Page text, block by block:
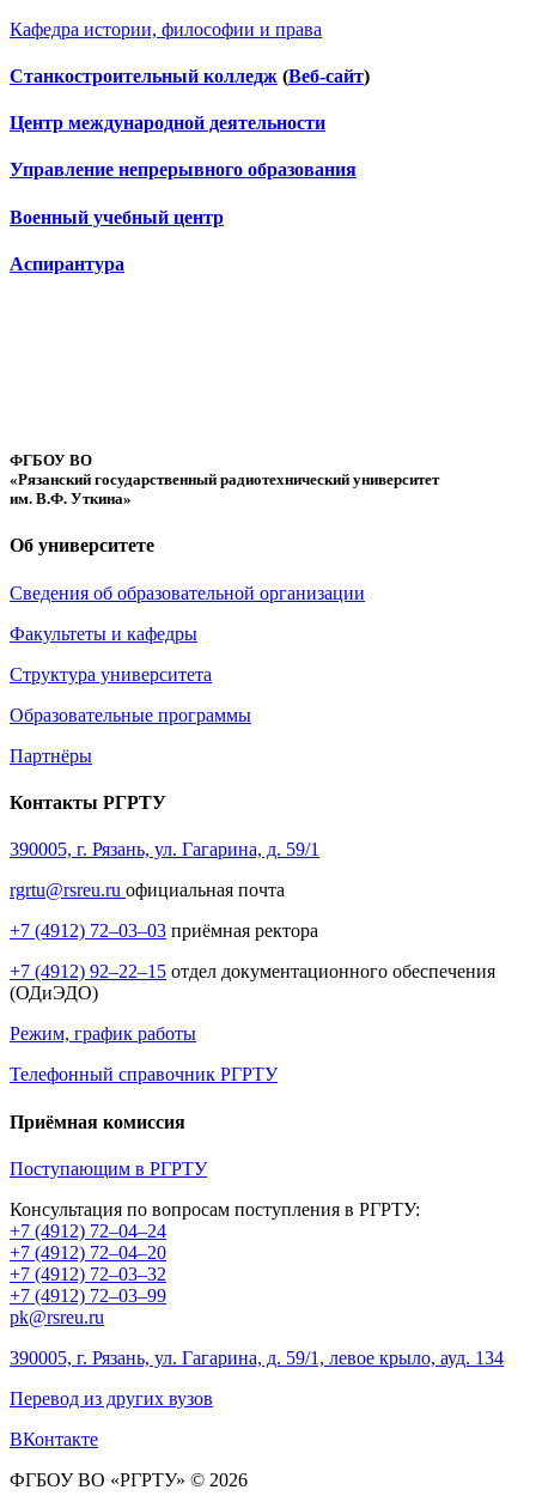
Кафедра истории, философии и права
Станкостроительный колледж (Веб-сайт)
Центр международной деятельности
Управление непрерывного образования
Военный учебный центр
Аспирантура
ФГБОУ ВО
«Рязанский государственный радиотехнический университет
им. В.Ф. Уткина»
Об университете
Сведения об образовательной организации
Факультеты и кафедры
Структура университета
Образовательные программы
Партнёры
Контакты РГРТУ
390005, г. Рязань, ул. Гагарина, д. 59/1
rgrtu@rsreu.ru официальная почта
+7 (4912) 72–03–03 приёмная ректора
+7 (4912) 92–22–15 отдел документационного обеспечения
(ОДиЭДО)
Режим, график работы
Телефонный справочник РГРТУ
Приёмная комиссия
Поступающим в РГРТУ
Консультация по вопросам поступления в РГРТУ:
+7 (4912) 72–04–24
+7 (4912) 72–04–20
+7 (4912) 72–03–32
+7 (4912) 72–03–99
pk@rsreu.ru
390005, г. Рязань, ул. Гагарина, д. 59/1, левое крыло, ауд. 134
Перевод из других вузов
ВКонтакте
ФГБОУ ВО «РГРТУ» © 2026